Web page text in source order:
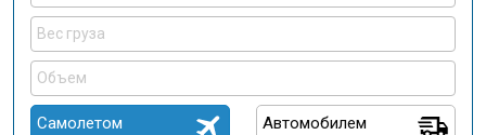
Самолетом Автомобилем